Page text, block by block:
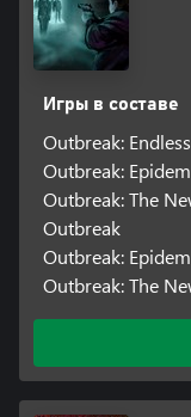
Игры в составе
Outbreak:
Outbreak:
Outbreak: The
Outbreak
Outbreak:
Outbreak: The